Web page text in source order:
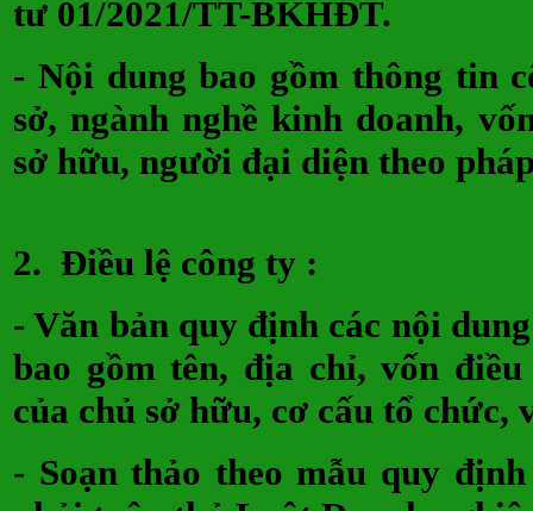
tư 01/2021/TT-BKHĐT.
- Nội dung bao gồm thông tin
sở, ngành nghề kinh doanh,
sở hữu, người đại diện theo
2. Điều lệ công ty :
- Văn bản quy định các nội
bao gồm tên, địa chỉ, vốn
của chủ sở hữu, cơ cấu tổ
- Soạn thảo theo mẫu quy